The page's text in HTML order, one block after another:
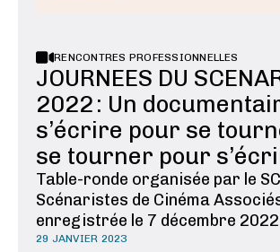
RENCONTRES PROFESSIONNELLES
JOURNEES DU
2022 : Un
s’écrire pour se
se tourner pour
Table-ronde organisée par le
Scénaristes de Cinéma
enregistrée le 7 décembre
Cinéma documentaire, cinéma
29 JANVIER 2023